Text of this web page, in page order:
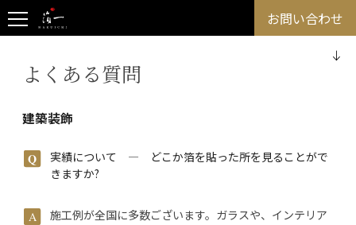
お問い合わせ
よくある質問
建築装飾
実績について ― どこか箔を貼った所を見ることがで
きますか?
施工例が全国に多数ございます。ガラスや、インテリア